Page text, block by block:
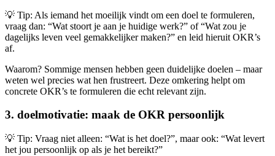
💡 Tip: Als iemand het moeilijk vindt om een doel te formuleren,
vraag dan: “Wat stoort je aan je huidige werk?” of “Wat zou je
dagelijks leven veel gemakkelijker maken?” en leid hieruit OKR’s
af.
Waarom? Sommige mensen hebben geen duidelijke doelen – maar
weten wel precies wat hen frustreert. Deze omkering helpt om
concrete OKR’s te formuleren die echt relevant zijn.
3. doelmotivatie: maak de OKR persoonlijk
💡 Tip: Vraag niet alleen: “Wat is het doel?”, maar ook: “Wat levert
het jou persoonlijk op als je het bereikt?”